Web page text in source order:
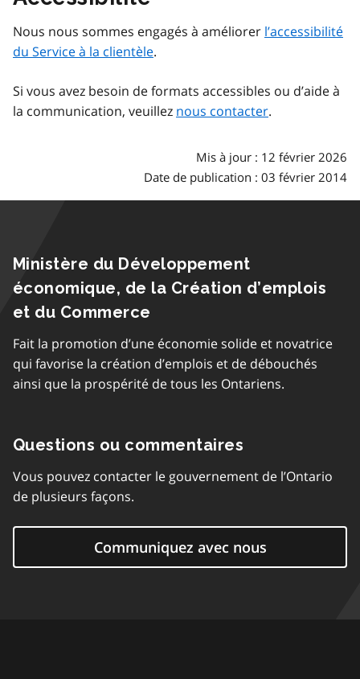
Nous nous sommes engagés à améliorer l’accessibilité
du Service à la clientèle.
Si vous avez besoin de formats accessibles ou d’aide à
la communication, veuillez nous contacter.
Mis à jour : 12 février 2026
Date de publication : 03 février 2014
Ministère du Développement
économique, de la Création d’emplois
et du Commerce
Fait la promotion d’une économie solide et novatrice
qui favorise la création d’emplois et de débouchés
ainsi que la prospérité de tous les Ontariens.
Questions ou commentaires
Vous pouvez contacter le gouvernement de l’Ontario
de plusieurs façons.
Communiquez avec nous